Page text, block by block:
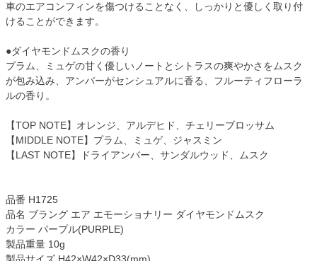
車のエアコンフィンを傷つけることなく、しっかりと優しく取り付
けることができます。
●ダイヤモンドムスクの香り
プラム、ミュゲの甘く優しいノートとシトラスの爽やかさをムスク
が包み込み、アンバーがセンシュアルに香る、フルーティフローラ
ルの香り。
【TOP NOTE】オレンジ、アルデヒド、チェリーブロッサム
【MIDDLE NOTE】プラム、ミュゲ、ジャスミン
【LAST NOTE】ドライアンバー、サンダルウッド、ムスク
品番 H1725
品名 ブラング エア エモーショナリー ダイヤモンドムスク
カラー パープル(PURPLE)
製品重量 10g